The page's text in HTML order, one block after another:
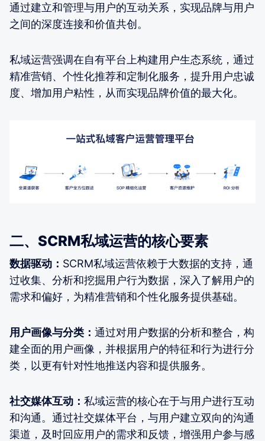
通过建立和管理与用户的互动关系，实现品牌与用户
之间的深度连接和价值共创。
私域运营强调在自有平台上构建用户生态系统，通过
精准营销、个性化推荐和定制化服务，提升用户忠诚
度、增加用户粘性，从而实现品牌价值的最大化。
二、SCRM私域运营的核心要素
数据驱动： SCRM私域运营依赖于大数据的支持，通
过收集、分析和挖掘用户行为数据，深入了解用户的
需求和偏好，为精准营销和个性化服务提供基础。
用户画像与分类： 通过对用户数据的分析和整合，构
建全面的用户画像，并根据用户的特征和行为进行分
类，以更有针对性地推送内容和提供服务。
社交媒体互动： 私域运营的核心在于与用户进行互动
和沟通。通过社交媒体平台，与用户建立双向的沟通
渠道，及时回应用户的需求和反馈，增强用户参与感